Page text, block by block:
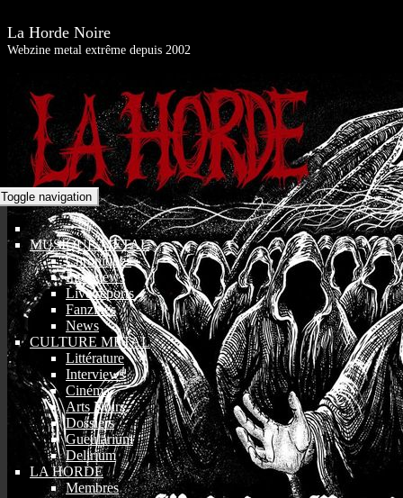
La Horde Noire
Webzine metal extrême depuis 2002
Toggle navigation
MUSIQUE METAL
Chroniques
Interviews
Live reports
Fanzines
News
CULTURE METAL
Littérature
Interviews
Cinéma
Arts Noirs
Dossiers
Gueularium
Delirium
LA HORDE
Membres